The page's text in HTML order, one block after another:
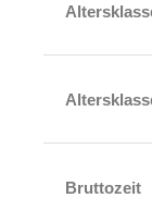
Bruttozeit